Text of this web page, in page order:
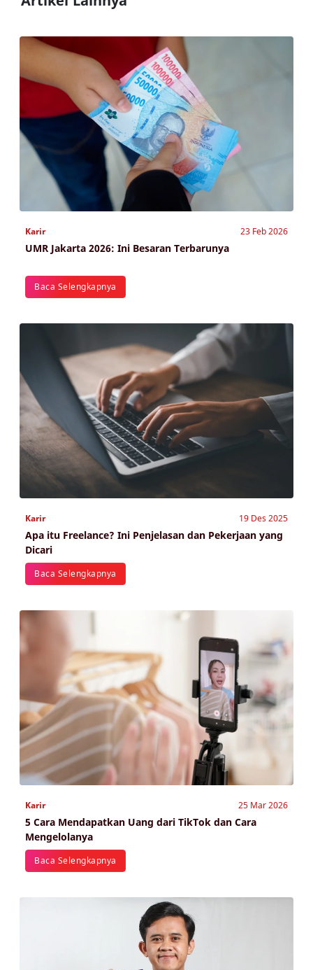
Karir 23 Feb 2026
UMR Jakarta 2026: Ini Besaran Terbarunya
Baca Selengkapnya
Karir 19 Des 2025
Apa itu Freelance? Ini Penjelasan dan Pekerjaan yang
Dicari
Baca Selengkapnya
Karir 25 Mar 2026
5 Cara Mendapatkan Uang dari TikTok dan Cara
Mengelolanya
Baca Selengkapnya